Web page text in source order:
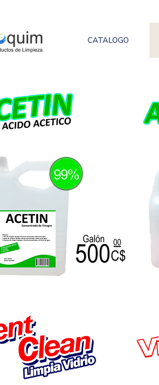
CATALOGO